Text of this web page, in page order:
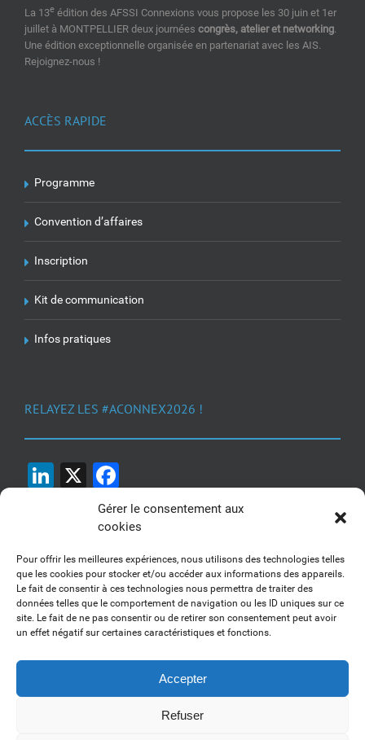
Gérer le consentement aux
cookies
Pour offrir les meilleures expériences, nous utilisons des technologies telles
que les cookies pour stocker et/ou accéder aux informations des appareils.
Le fait de consentir à ces technologies nous permettra de traiter des
données telles que le comportement de navigation ou les ID uniques sur ce
site. Le fait de ne pas consentir ou de retirer son consentement peut avoir
un effet négatif sur certaines caractéristiques et fonctions.
Accepter
Refuser
La 13e édition des AFSSI Connexions vous propose les 30 juin et 1er
juillet à MONTPELLIER deux journées congrès, atelier et networking.
Une édition exceptionnelle organisée en partenariat avec les AIS.
Rejoignez-nous !
ACCÈS RAPIDE
Programme
Convention d’affaires
Inscription
Kit de communication
Infos pratiques
RELAYEZ LES #ACONNEX2026 !
LinkedIn
X
1, 2, 3... Buzzez !
Découvrez nos kits communication